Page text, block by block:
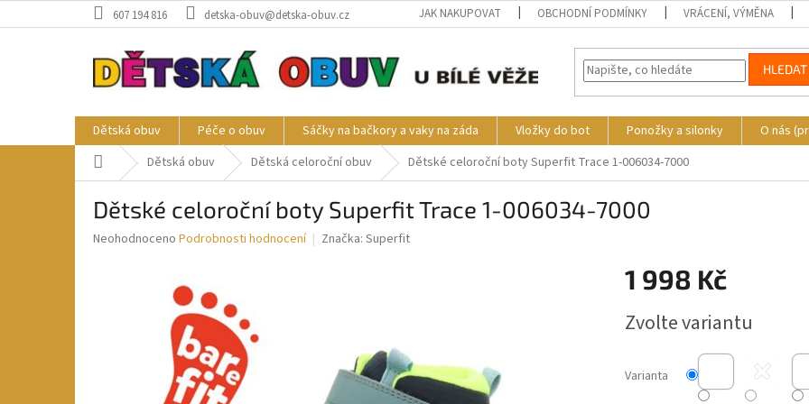
na
607 194 816 detska-obuv@detska-obuv.cz JAK NAKUPOVAT OBCHODNÍ PODMÍNKY VRÁCENÍ, VÝMĚNA
HLEDAT
Dětská obuv Péče o obuv Sáčky na bačkory a vaky na záda Vložky do bot Ponožky a silonky O nás
Domů Dětská obuv Dětská celoroční obuv Dětské celoroční boty Superfit Trace 1-006034-7000
Dětské celoroční boty Superfit Trace 1-006034-7000
Průměrné
Neohodnoceno Podrobnosti hodnocení Značka: Superfit
1 998 Kč
cena:
Zvolte variantu
Varianta